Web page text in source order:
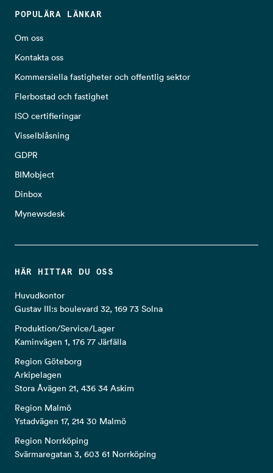
POPULÄRA LÄNKAR
Om oss
Kontakta oss
Kommersiella fastigheter och offentlig sektor
Flerbostad och fastighet
ISO certifieringar
Visselblåsning
GDPR
BIMobject
Dinbox
Mynewsdesk
HÄR HITTAR DU OSS
Huvudkontor
Gustav III:s boulevard 32, 169 73 Solna
Produktion/Service/Lager
Kaminvägen 1, 176 77 Järfälla
Region Göteborg
Arkipelagen
Stora Åvägen 21, 436 34 Askim
Region Malmö
Ystadvägen 17, 214 30 Malmö
Region Norrköping
Svärmaregatan 3, 603 61 Norrköping